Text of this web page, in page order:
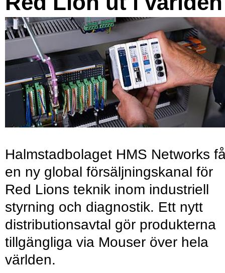
Halmstadbolaget HMS Networks
en ny global försäljningskanal för
Red Lions teknik inom industriell
styrning och diagnostik. Ett nytt
distributionsavtal gör produkterna
tillgängliga via Mouser över hela
världen.